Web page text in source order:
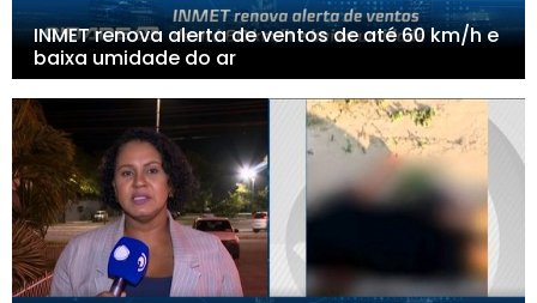
INMET renova alerta de ventos de até 60 km/h e
baixa umidade do ar